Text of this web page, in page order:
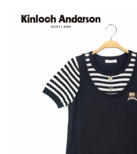
運送方式
每筆NT$60，滿NT$1,000(含以上)免運費
付款後7-11取貨
每筆NT$60，滿NT$1,000(含以上)免運費